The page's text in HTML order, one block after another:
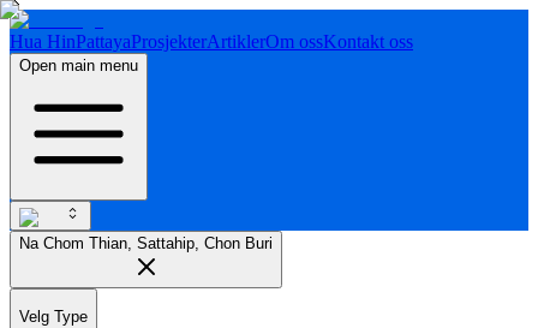
Hua HinPattayaProsjekterArtiklerOm ossKontakt oss
Open main menu
Na Chom Thian, Sattahip, Chon Buri
Velg Type